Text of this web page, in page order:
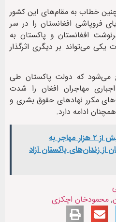
خطاب به مقام‌های این کشور
فروپاشی افغانستان را در سر
افغانستان و پاکستان به
یکی می‌تواند بر دیگری اثرگذار
می‌شود که دولت پاکستان طی
مهاجران افغان را شدت
مکرر نهادهای حقوق بشری و
ادامه دارد.
بازگشت بیش از ۲ هزار مهاجر به
افغان از زندان‌های پاکستان آزاد
, محمودخان اچکزی